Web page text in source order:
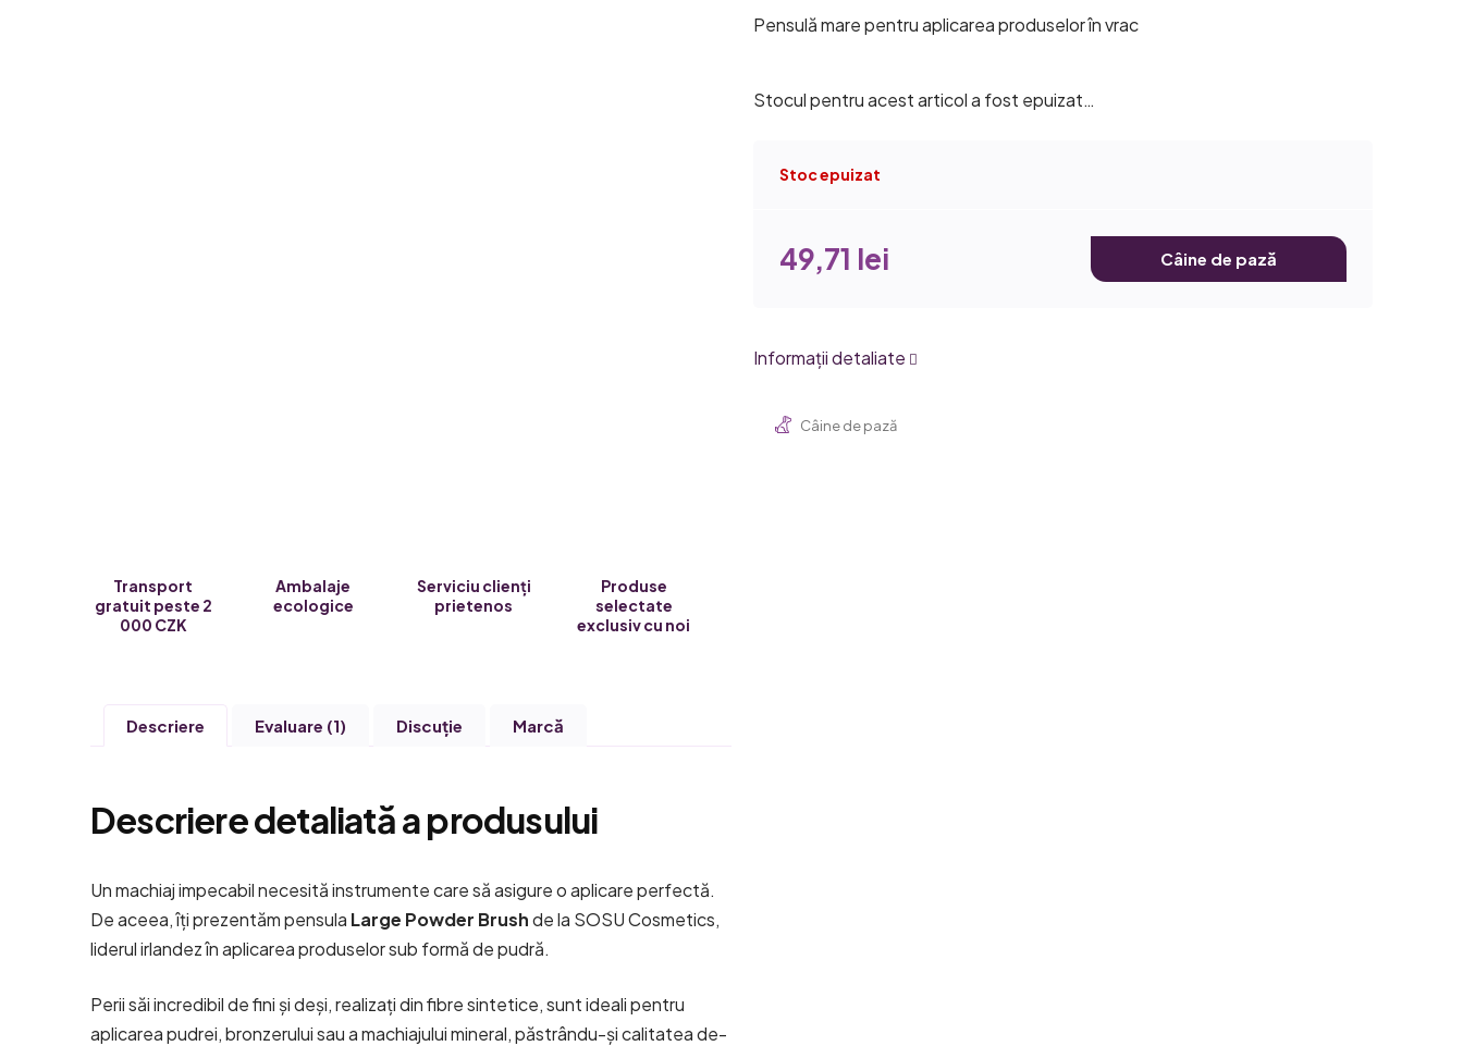
a
este
Pensulă mare pentru aplicarea produselor în vrac
Stocul pentru acest articol a fost epuizat…
Stoc epuizat
49,71 lei Câine de pază
Informaţii detaliate
Câine de pază
Transport
gratuit peste 2
000 CZK
Ambalaje
ecologice
Serviciu clienți
prietenos
Produse
selectate
exclusiv cu noi
Descriere Evaluare (1) Discuţie Marcă
Descriere detaliată a produsului
Un machiaj impecabil necesită instrumente care să asigure o aplicare perfectă.
De aceea, îți prezentăm pensula Large Powder Brushde la SOSU Cosmetics,
liderul irlandez în aplicarea produselor sub formă de pudră.
Perii săi incredibil de fini și deși, realizați din fibre sintetice, sunt ideali pentru
aplicarea pudrei, bronzerului sau a machiajului mineral, păstrându-și calitatea de-